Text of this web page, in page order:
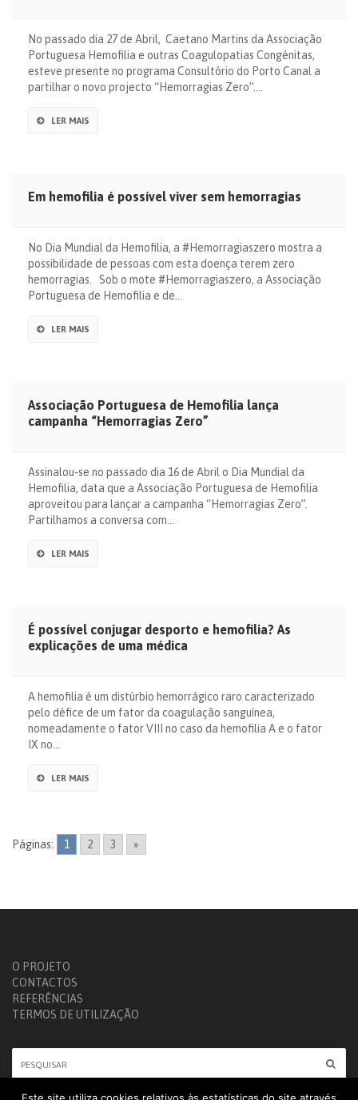
No passado dia 27 de Abril, Caetano Martins da Associação
Portuguesa Hemofilia e outras Coagulopatias Congénitas,
esteve presente no programa Consultório do Porto Canal a
partilhar o novo projecto “Hemorragias Zero”….
LER MAIS
Em hemofilia é possível viver sem hemorragias
No Dia Mundial da Hemofilia, a #Hemorragiaszero mostra a
possibilidade de pessoas com esta doença terem zero
hemorragias. Sob o mote #Hemorragiaszero, a Associação
Portuguesa de Hemofilia e de…
LER MAIS
Associação Portuguesa de Hemofilia lança
campanha “Hemorragias Zero”
Assinalou-se no passado dia 16 de Abril o Dia Mundial da
Hemofilia, data que a Associação Portuguesa de Hemofilia
aproveitou para lançar a campanha “Hemorragias Zero”.
Partilhamos a conversa com…
LER MAIS
É possível conjugar desporto e hemofilia? As
explicações de uma médica
A hemofilia é um distúrbio hemorrágico raro caracterizado
pelo défice de um fator da coagulação sanguínea,
nomeadamente o fator VIII no caso da hemofilia A e o fator
IX no…
LER MAIS
Páginas: 1 2 3 »
O PROJETO
CONTACTOS
REFERÊNCIAS
TERMOS DE UTILIZAÇÃO